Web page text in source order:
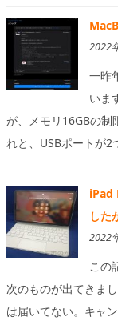
2022
一昨
いま
が、メモリ16GBの制
れと、USBポートが2
iPad
した
2022
この
次のものが出てきま
は届いてない。キャ